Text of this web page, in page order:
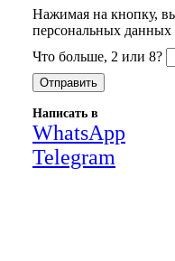
Нажимая на кнопку, вы
персональных
Что больше, 2 или 8?
Написать в
WhatsApp
Telegram